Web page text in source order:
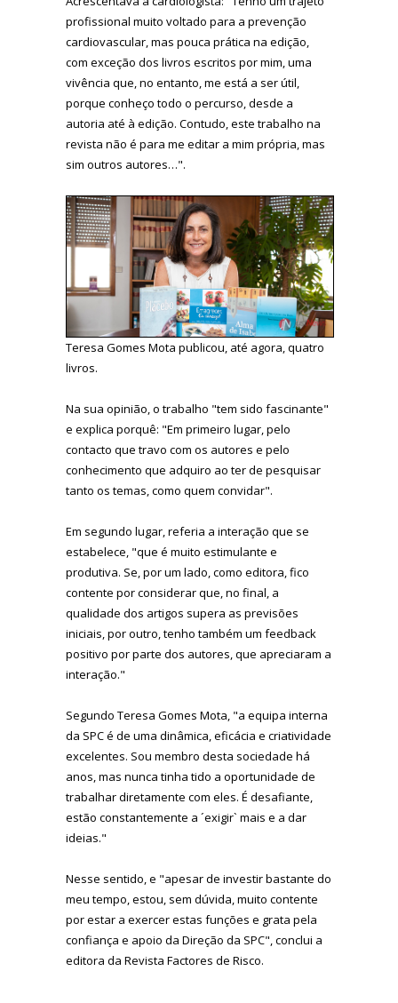
profissional muito voltado para a prevenção
cardiovascular, mas pouca prática na edição,
com exceção dos livros escritos por mim, uma
vivência que, no entanto, me está a ser útil,
porque conheço todo o percurso, desde a
autoria até à edição. Contudo, este trabalho na
revista não é para me editar a mim própria, mas
sim outros autores…".
Teresa Gomes Mota publicou, até agora, quatro
livros.
Na sua opinião, o trabalho "tem sido fascinante"
e explica porquê: "Em primeiro lugar, pelo
contacto que travo com os autores e pelo
conhecimento que adquiro ao ter de pesquisar
tanto os temas, como quem convidar".
Em segundo lugar, referia a interação que se
estabelece, "que é muito estimulante e
produtiva. Se, por um lado, como editora, fico
contente por considerar que, no final, a
qualidade dos artigos supera as previsões
iniciais, por outro, tenho também um feedback
positivo por parte dos autores, que apreciaram a
interação."
Segundo Teresa Gomes Mota, "a equipa interna
da SPC é de uma dinâmica, eficácia e criatividade
excelentes. Sou membro desta sociedade há
anos, mas nunca tinha tido a oportunidade de
trabalhar diretamente com eles. É desafiante,
estão constantemente a ´exigir` mais e a dar
ideias."
Nesse sentido, e "apesar de investir bastante do
meu tempo, estou, sem dúvida, muito contente
por estar a exercer estas funções e grata pela
confiança e apoio da Direção da SPC", conclui a
editora da Revista Factores de Risco.